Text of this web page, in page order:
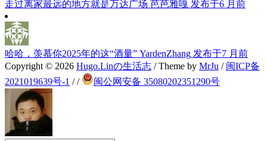
走过离家最远的地方就是万达广场 芭芭雅嘎 发布于6 月前
哈哈，羡慕你2025年的这“酒量” YardenZhang 发布于7 月前
Copyright © 2026 Hugo.Linの生活志 / Theme by MrJu / 闽ICP备
2021019639号-1 // 闽公网安备 35080202351290号